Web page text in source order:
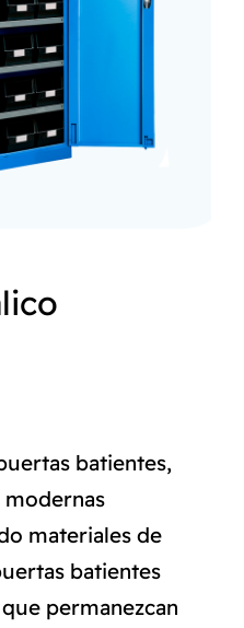
batientes,
modernas
materiales de
batientes
permanezcan